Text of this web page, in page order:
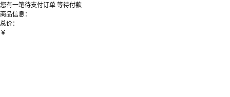
您有一笔待支付订单 等待付款
商品信息：
总价：
￥